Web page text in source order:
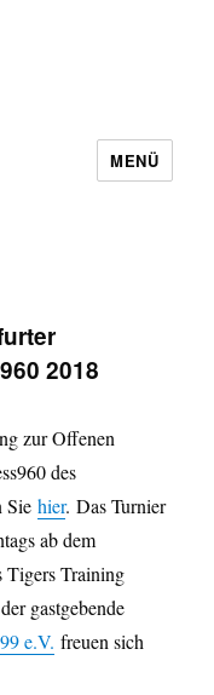
MENÜ
2018
zur Offenen
des
Siehier. Das Turnier
ab dem
Tigers Training
gastgebende
e.V. freuen sich